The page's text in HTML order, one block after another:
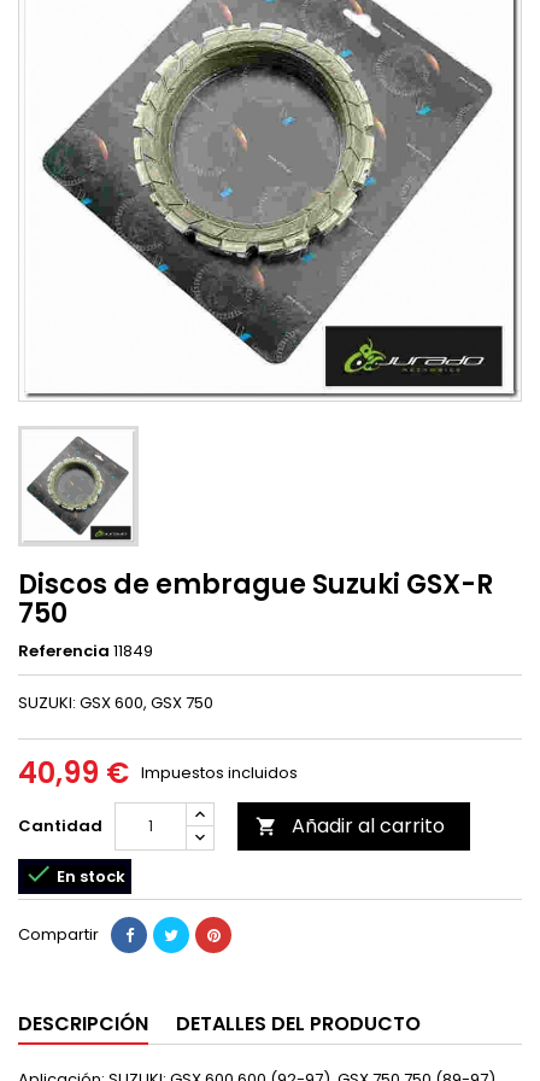
Discos de embrague Suzuki GSX-R
750
Referencia 11849
SUZUKI: GSX 600, GSX 750
40,99 € Impuestos incluidos
Cantidad  Añadir al carrito
 En stock
Compartir
DESCRIPCIÓN DETALLES DEL PRODUCTO